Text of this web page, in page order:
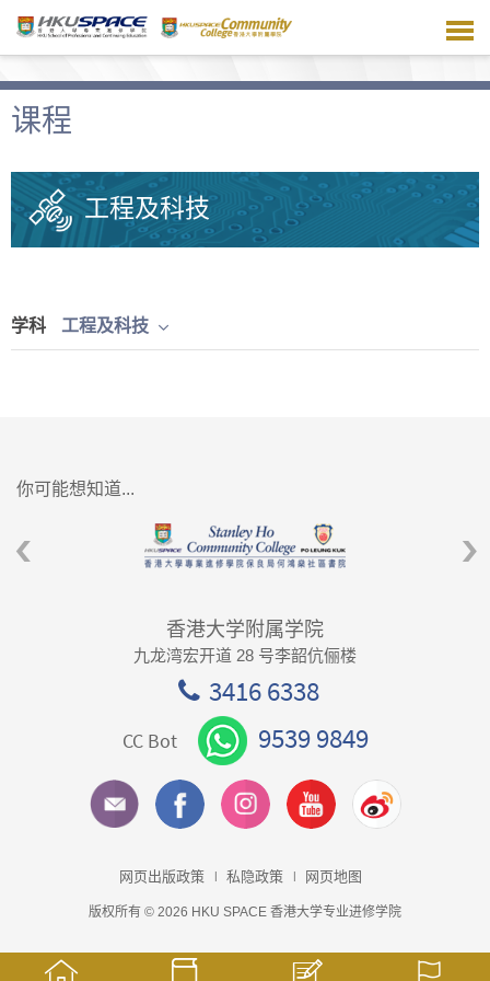
主
容课程
工程及科技
学科 工程及科技
你可能想知道...
香港大学附属学院
九龙湾宏开道 28 号李韶伉俪楼
3416 6338
CC Bot 9539 9849
网页出版政策 私隐政策 网页地图
版权所有 © 2026 HKU SPACE 香港大学专业进修学院